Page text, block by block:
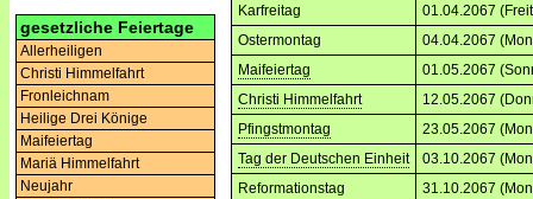
gesetzliche Feiertage
Allerheiligen
Christi Himmelfahrt
Fronleichnam
Heilige Drei Könige
Maifeiertag
Mariä Himmelfahrt
Neujahr
Karfreitag
01.04.2067
Ostermontag
04.04.2067
Maifeiertag
01.05.2067
Christi Himmelfahrt
12.05.2067
Pfingstmontag
23.05.2067
Tag der Deutschen Einheit
03.10.2067
Reformationstag
31.10.2067